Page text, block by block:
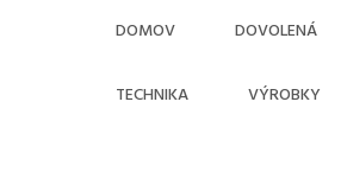
DOMOV DOVOLENÁ
TECHNIKA VÝROBKY